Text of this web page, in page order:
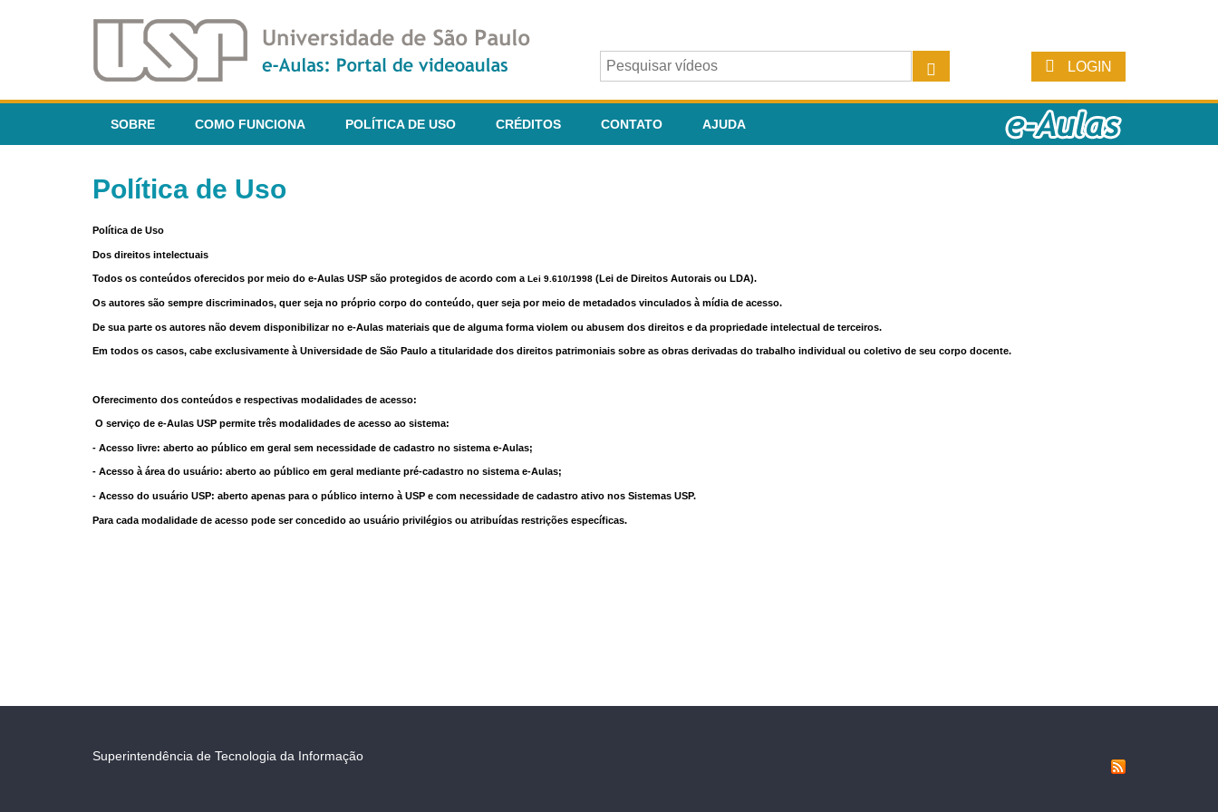
LOGIN
SOBRE COMO FUNCIONA POLÍTICA DE USO CRÉDITOS CONTATO AJUDA
Política de Uso
Política de Uso
Dos direitos intelectuais
Todos os conteúdos oferecidos por meio do e-Aulas USP são protegidos de acordo com a Lei 9.610/1998 (Lei de Direitos Autorais ou LDA).
Os autores são sempre discriminados, quer seja no próprio corpo do conteúdo, quer seja por meio de metadados vinculados à mídia de acesso.
De sua parte os autores não devem disponibilizar no e-Aulas materiais que de alguma forma violem ou abusem dos direitos e da propriedade intelectual de terceiros.
Em todos os casos, cabe exclusivamente à Universidade de São Paulo a titularidade dos direitos patrimoniais sobre as obras derivadas do trabalho individual ou coletivo de seu corpo docente.
Oferecimento dos conteúdos e respectivas modalidades de acesso:
O serviço de e-Aulas USP permite três modalidades de acesso ao sistema:
- Acesso livre: aberto ao público em geral sem necessidade de cadastro no sistema e-Aulas;
- Acesso à área do usuário: aberto ao público em geral mediante pré-cadastro no sistema e-Aulas;
- Acesso do usuário USP: aberto apenas para o público interno à USP e com necessidade de cadastro ativo nos Sistemas USP.
Para cada modalidade de acesso pode ser concedido ao usuário privilégios ou atribuídas restrições específicas.
Superintendência de Tecnologia da Informação